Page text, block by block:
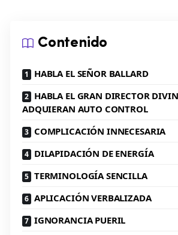
Contenido
HABLA EL SEÑOR BALLARD
HABLA EL GRAN DIRECTOR
ADQUIERAN AUTO CONTROL
COMPLICACIÓN INNECESARIA
DILAPIDACIÓN DE ENERGÍA
TERMINOLOGÍA SENCILLA
APLICACIÓN VERBALIZADA
IGNORANCIA PUERIL